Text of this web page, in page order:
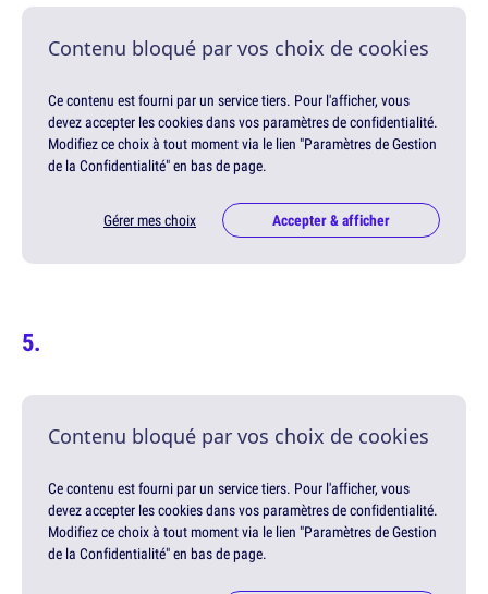
Contenu bloqué par vos choix de cookies
Ce contenu est fourni par un service tiers. Pour l'afficher, vous
devez accepter les cookies dans vos paramètres de confidentialité.
Modifiez ce choix à tout moment via le lien "Paramètres de Gestion
de la Confidentialité" en bas de page.
Gérer mes choix Accepter & afficher
Contenu bloqué par vos choix de cookies
Ce contenu est fourni par un service tiers. Pour l'afficher, vous
devez accepter les cookies dans vos paramètres de confidentialité.
Modifiez ce choix à tout moment via le lien "Paramètres de Gestion
de la Confidentialité" en bas de page.